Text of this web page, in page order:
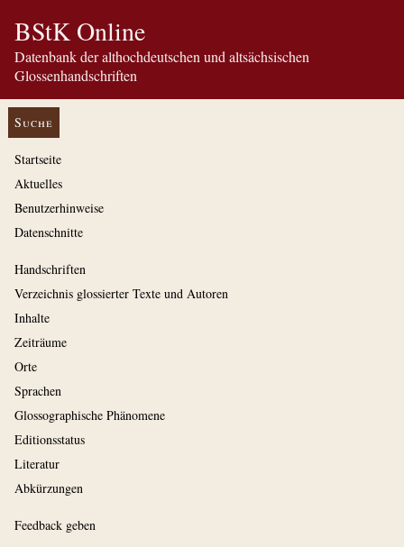
BStK Online
Datenbank der althochdeutschen und altsächsischen
Glossenhandschriften
Suche
Startseite
Aktuelles
Benutzerhinweise
Datenschnitte
Handschriften
Verzeichnis glossierter Texte und Autoren
Inhalte
Zeiträume
Orte
Sprachen
Glossographische Phänomene
Editionsstatus
Literatur
Abkürzungen
Feedback geben